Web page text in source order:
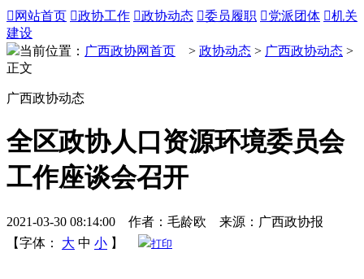
 网站首页 政协工作 政协动态 委员履职 党派团体 机关
建设
当前位置： 广西政协网首页 > 政协动态 > 广西政协动态 >
正文
广西政协动态
全区政协人口资源环境委员会
工作座谈会召开
2021-03-30 08:14:00 作者：毛龄欧 来源：广西政协报
【字体：
大 中 小 】 打印